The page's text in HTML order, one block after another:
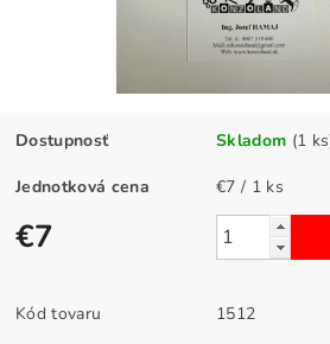
Dostupnosť Skladom (1
Jednotková cena €7 / 1 ks
€7
Kód tovaru
1512